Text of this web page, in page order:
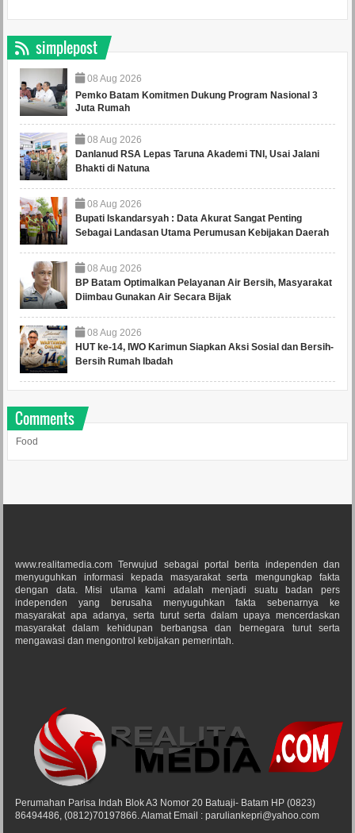
simplepost
08 Aug 2026
Pemko Batam Komitmen Dukung Program Nasional 3
Juta Rumah
08 Aug 2026
Danlanud RSA Lepas Taruna Akademi TNI, Usai Jalani
Bhakti di Natuna
08 Aug 2026
Bupati Iskandarsyah : Data Akurat Sangat Penting
Sebagai Landasan Utama Perumusan Kebijakan Daerah
08 Aug 2026
BP Batam Optimalkan Pelayanan Air Bersih, Masyarakat
Diimbau Gunakan Air Secara Bijak
08 Aug 2026
HUT ke-14, IWO Karimun Siapkan Aksi Sosial dan Bersih-
Bersih Rumah Ibadah
Comments
Food
www.realitamedia.com Terwujud sebagai portal berita independen dan
menyuguhkan informasi kepada masyarakat serta mengungkap fakta
dengan data. Misi utama kami adalah menjadi suatu badan pers
independen yang berusaha menyuguhkan fakta sebenarnya ke
masyarakat apa adanya, serta turut serta dalam upaya mencerdaskan
masyarakat dalam kehidupan berbangsa dan bernegara turut serta
mengawasi dan mengontrol kebijakan pemerintah.
Perumahan Parisa Indah Blok A3 Nomor 20 Batuaji- Batam HP (0823)
86494486, (0812)70197866. Alamat Email : paruliankepri@yahoo.com